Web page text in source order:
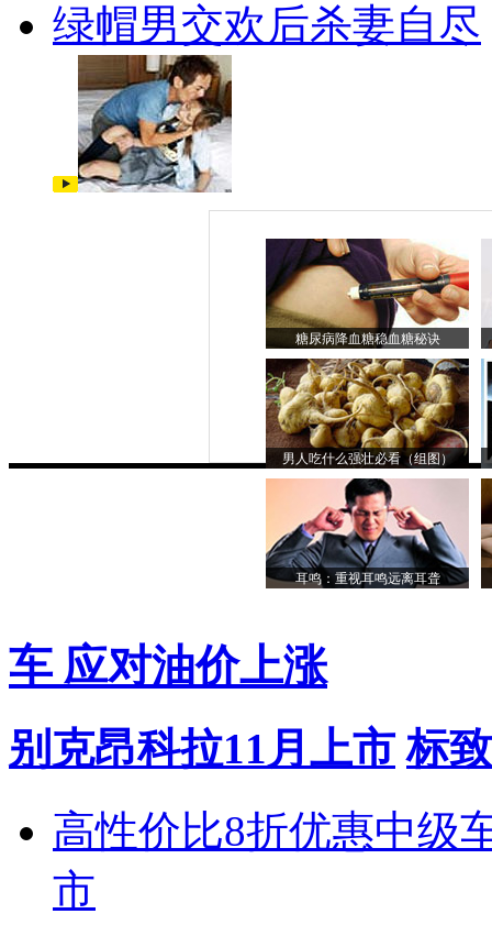
绿帽男交欢后杀妻自尽
糖尿病降血糖稳血糖秘诀
男人吃什么强壮必看（组图）
耳鸣：重视耳鸣远离耳聋
车 应对油价上涨
别克昂科拉11月上市 标
高性价比8折优惠中级
市